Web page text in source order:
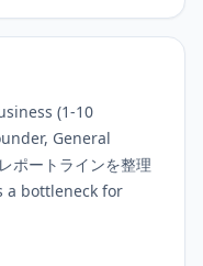
(1-10
General
ポートラインを整理
a bottleneck for